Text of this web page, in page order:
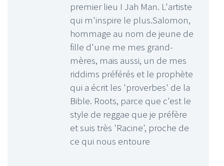
premier lieu I Jah Man. L'artiste
qui m'inspire le plus.Salomon,
hommage au nom de jeune de
fille d'une me mes grand-
mères, mais aussi, un de mes
riddims préférés et le prophète
qui a écrit les 'proverbes' de la
Bible. Roots, parce que c'est le
style de reggae que je préfère
et suis très 'Racine', proche de
ce qui nous entoure